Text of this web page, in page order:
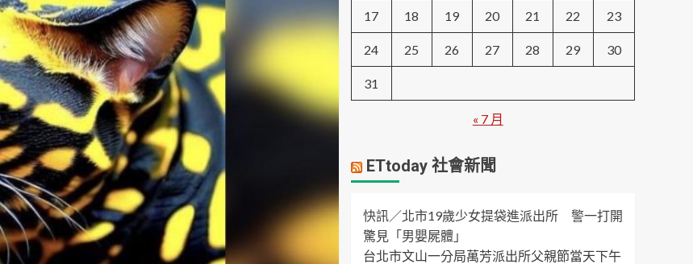
17 18 19 20 21 22 23
24 25 26 27 28 29 30
31
« 7 月
ETtoday 社會新聞
快訊／北市19歲少女提袋進派出所 警一打開
驚見「男嬰屍體」
台北市文山一分局萬芳派出所父親節當天下午